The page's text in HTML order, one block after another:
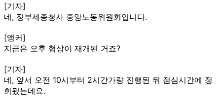
[기자]
네, 정부세종청사 중앙노동위원회입니다.
[앵커]
지금은 오후 협상이 재개된 거죠?
[기자]
네, 앞서 오전 10시부터 2시간가량 진행된 뒤 점심시간에 정
회됐는데요.